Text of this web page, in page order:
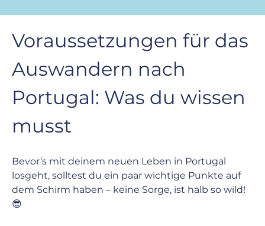
Voraussetzungen für das
Auswandern nach
Portugal: Was du wissen
musst
Bevor’s mit deinem neuen Leben in Portugal
losgeht, solltest du ein paar wichtige Punkte auf
dem Schirm haben – keine Sorge, ist halb so wild!
😎